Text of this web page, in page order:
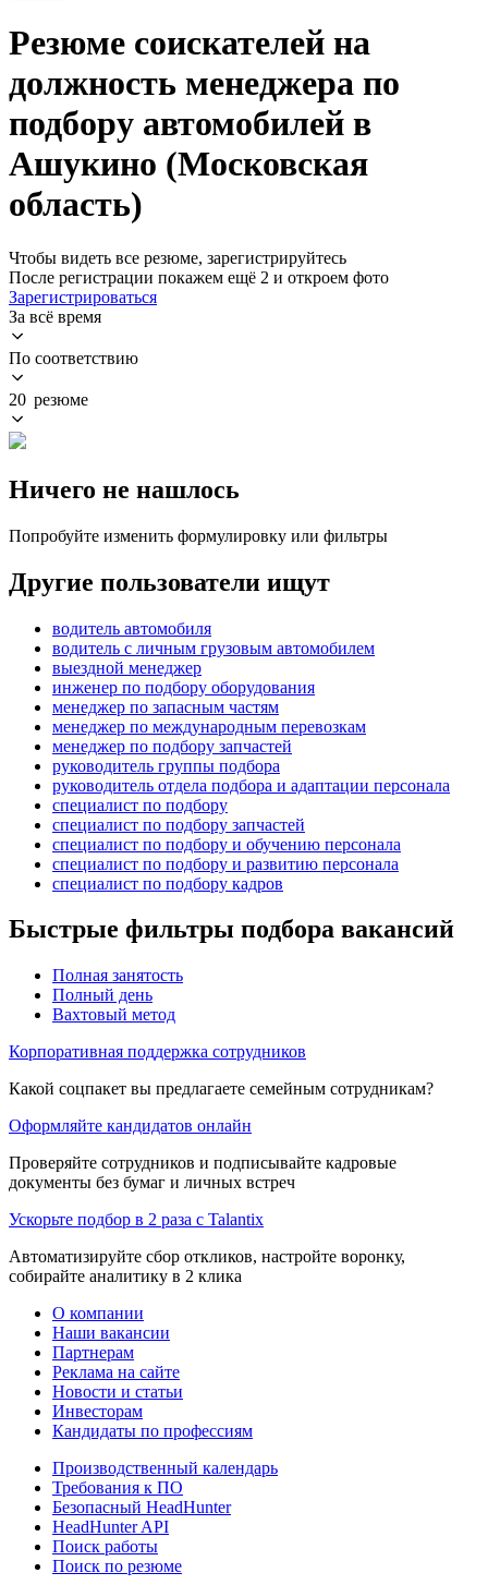
Резюме соискателей на
должность менеджера по
подбору автомобилей в
Ашукино (Московская
область)
Чтобы видеть все резюме, зарегистрируйтесь
После регистрации покажем ещё 2 и откроем фото
Зарегистрироваться
За всё время
По соответствию
20 резюме
Ничего не нашлось
Попробуйте изменить формулировку или фильтры
Другие пользователи ищут
водитель автомобиля
водитель с личным грузовым автомобилем
выездной менеджер
инженер по подбору оборудования
менеджер по запасным частям
менеджер по международным перевозкам
менеджер по подбору запчастей
руководитель группы подбора
руководитель отдела подбора и адаптации персонала
специалист по подбору
специалист по подбору запчастей
специалист по подбору и обучению персонала
специалист по подбору и развитию персонала
специалист по подбору кадров
Быстрые фильтры подбора вакансий
Полная занятость
Полный день
Вахтовый метод
Корпоративная поддержка сотрудников
Какой соцпакет вы предлагаете семейным сотрудникам?
Оформляйте кандидатов онлайн
Проверяйте сотрудников и подписывайте кадровые
документы без бумаг и личных встреч
Ускорьте подбор в 2 раза с Talantix
Автоматизируйте сбор откликов, настройте воронку,
собирайте аналитику в 2 клика
О компании
Наши вакансии
Партнерам
Реклама на сайте
Новости и статьи
Инвесторам
Кандидаты по профессиям
Производственный календарь
Требования к ПО
Безопасный HeadHunter
HeadHunter API
Поиск работы
Поиск по резюме